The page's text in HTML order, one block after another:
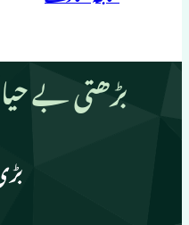
بڑھتی بے